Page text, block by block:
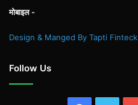
मोबाइल -
Design & Manged By Tapti Finteck
Follow Us